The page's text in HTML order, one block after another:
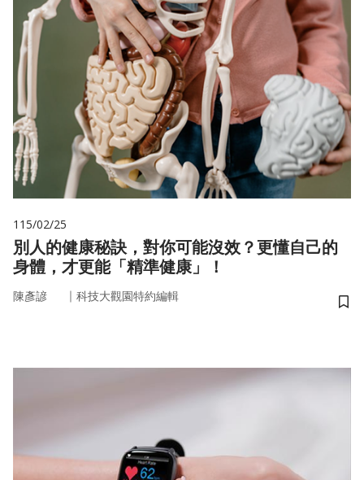
115/02/25
別人的健康秘訣，對你可能沒效？更懂自己的
身體，才更能「精準健康」！
陳彥諺 ｜ 科技大觀園特約編輯
儲